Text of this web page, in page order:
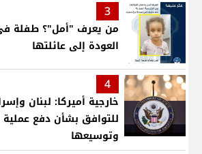
3
من يعرف "أمل"؟ طفلة
العودة إلى عائلتها
4
خارجية أميركا: لبنان
للتوافق بشأن دفع عملية
وتوسيعها